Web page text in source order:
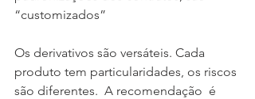
“customizados”
Os derivativos são versáteis. Cada
produto tem particularidades, os riscos
são diferentes.  A recomendação  é